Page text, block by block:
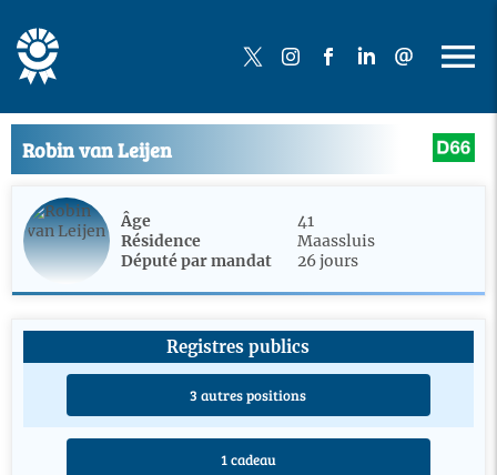
Robin van Leijen
Âge
41
Résidence
Maassluis
Député par mandat
26 jours
Registres publics
3 autres positions
1 cadeau